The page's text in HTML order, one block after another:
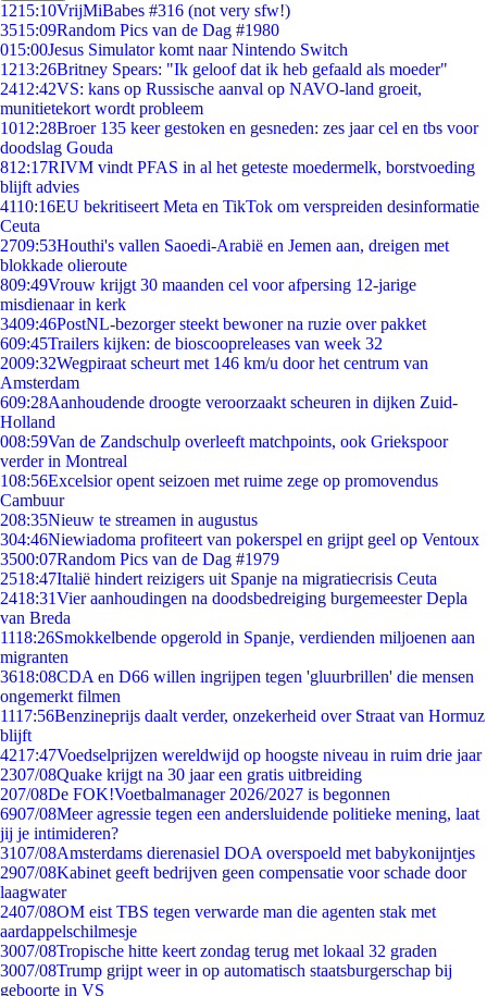
1215:10VrijMiBabes #316 (not very sfw!)
3515:09Random Pics van de Dag #1980
015:00Jesus Simulator komt naar Nintendo Switch
1213:26Britney Spears: "Ik geloof dat ik heb gefaald als moeder"
2412:42VS: kans op Russische aanval op NAVO-land groeit,
munitietekort wordt probleem
1012:28Broer 135 keer gestoken en gesneden: zes jaar cel en tbs voor
doodslag Gouda
812:17RIVM vindt PFAS in al het geteste moedermelk, borstvoeding
blijft advies
4110:16EU bekritiseert Meta en TikTok om verspreiden desinformatie
Ceuta
2709:53Houthi's vallen Saoedi-Arabië en Jemen aan, dreigen met
blokkade olieroute
809:49Vrouw krijgt 30 maanden cel voor afpersing 12-jarige
misdienaar in kerk
3409:46PostNL-bezorger steekt bewoner na ruzie over pakket
609:45Trailers kijken: de bioscoopreleases van week 32
2009:32Wegpiraat scheurt met 146 km/u door het centrum van
Amsterdam
609:28Aanhoudende droogte veroorzaakt scheuren in dijken Zuid-
Holland
008:59Van de Zandschulp overleeft matchpoints, ook Griekspoor
verder in Montreal
108:56Excelsior opent seizoen met ruime zege op promovendus
Cambuur
208:35Nieuw te streamen in augustus
304:46Niewiadoma profiteert van pokerspel en grijpt geel op Ventoux
3500:07Random Pics van de Dag #1979
2518:47Italië hindert reizigers uit Spanje na migratiecrisis Ceuta
2418:31Vier aanhoudingen na doodsbedreiging burgemeester Depla
van Breda
1118:26Smokkelbende opgerold in Spanje, verdienden miljoenen aan
migranten
3618:08CDA en D66 willen ingrijpen tegen 'gluurbrillen' die mensen
ongemerkt filmen
1117:56Benzineprijs daalt verder, onzekerheid over Straat van Hormuz
blijft
4217:47Voedselprijzen wereldwijd op hoogste niveau in ruim drie jaar
2307/08Quake krijgt na 30 jaar een gratis uitbreiding
207/08De FOK!Voetbalmanager 2026/2027 is begonnen
6907/08Meer agressie tegen een andersluidende politieke mening, laat
jij je intimideren?
3107/08Amsterdams dierenasiel DOA overspoeld met babykonijntjes
2907/08Kabinet geeft bedrijven geen compensatie voor schade door
laagwater
2407/08OM eist TBS tegen verwarde man die agenten stak met
aardappelschilmesje
3007/08Tropische hitte keert zondag terug met lokaal 32 graden
3007/08Trump grijpt weer in op automatisch staatsburgerschap bij
geboorte in VS